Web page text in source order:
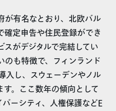
が有名なとおり、北欧バル
確定申告や住民登録ができ
がデジタルで完結してい
のも特徴で、フィンランド
入し、スウェーデンやノル
。ここ数年の傾向として
ーシティ、人権保護などE